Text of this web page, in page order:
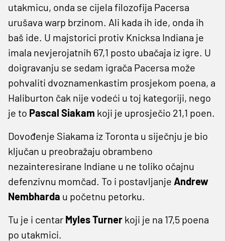
utakmicu, onda se cijela filozofija Pacersa
urušava warp brzinom. Ali kada ih ide, onda ih
baš ide. U majstorici protiv Knicksa Indiana je
imala nevjerojatnih 67,1 posto ubačaja iz igre. U
doigravanju se sedam igrača Pacersa može
pohvaliti dvoznamenkastim prosjekom poena, a
Haliburton čak nije vodeći u toj kategoriji, nego
je to Pascal Siakam koji je uprosječio 21,1 poen.
Dovođenje Siakama iz Toronta u siječnju je bio
ključan u preobražaju obrambeno
nezainteresirane Indiane u ne toliko očajnu
defenzivnu momčad. To i postavljanje Andrew
Nembharda u početnu petorku.
Tu je i centar Myles Turner koji je na 17,5 poena
po utakmici.